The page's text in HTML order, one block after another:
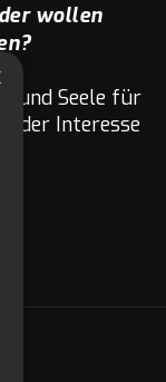
wollen
und Seele für
oder Interesse